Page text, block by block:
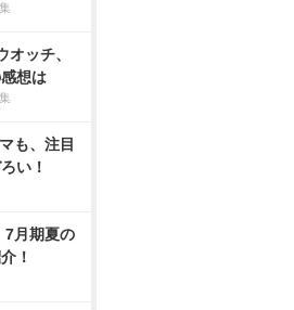
オッチ、
想は
も、注目
い！
7月期夏の
！